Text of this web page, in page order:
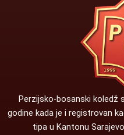
Perzijsko-bosanski koledž
godine kada je i registrovan
tipa u Kantonu